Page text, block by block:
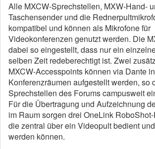
Alle MXCW-Sprechstellen, MXW-Hand-
Taschensender und die
kompatibel und können als Mikrofone für
Videokonferenzen genutzt werden. Die
dabei so eingestellt, dass nur ein
selben Zeit redeberechtigt ist. Zwei
MXCW-Accesspoints können via Dante
Konferenzräumen aufgestellt werden, so
Sprechstellen des Forums campusweit
Für die Übertragung und Aufzeichnung
im Raum sorgen drei OneLink
die zentral über ein Videopult bedient
werden können.